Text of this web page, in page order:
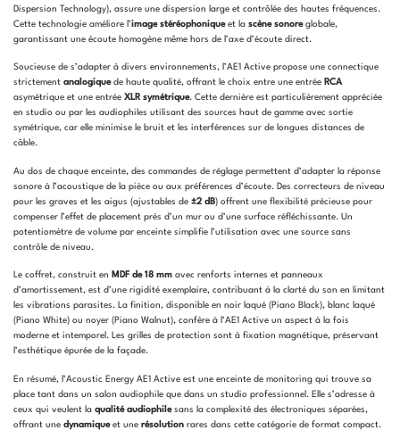
Dispersion Technology), assure une dispersion large et contrôlée des hautes fréquences.
Cette technologie améliore l’image stéréophoniqueet la scène sonoreglobale,
garantissant une écoute homogène même hors de l’axe d’écoute direct.
Soucieuse de s’adapter à divers environnements, l’AE1 Active propose une connectique
strictement analogiquede haute qualité, offrant le choix entre une entrée RCA
asymétrique et une entrée XLR symétrique. Cette dernière est particulièrement appréciée
en studio ou par les audiophiles utilisant des sources haut de gamme avec sortie
symétrique, car elle minimise le bruit et les interférences sur de longues distances de
câble.
Au dos de chaque enceinte, des commandes de réglage permettent d’adapter la réponse
sonore à l’acoustique de la pièce ou aux préférences d’écoute. Des correcteurs de niveau
pour les graves et les aigus (ajustables de ±2 dB) offrent une flexibilité précieuse pour
compenser l’effet de placement près d’un mur ou d’une surface réfléchissante. Un
potentiomètre de volume par enceinte simplifie l’utilisation avec une source sans
contrôle de niveau.
Le coffret, construit en MDF de 18 mm avec renforts internes et panneaux
d’amortissement, est d’une rigidité exemplaire, contribuant à la clarté du son en limitant
les vibrations parasites. La finition, disponible en noir laqué (Piano Black), blanc laqué
(Piano White) ou noyer (Piano Walnut), confère à l’AE1 Active un aspect à la fois
moderne et intemporel. Les grilles de protection sont à fixation magnétique, préservant
l’esthétique épurée de la façade.
En résumé, l’Acoustic Energy AE1 Active est une enceinte de monitoring qui trouve sa
place tant dans un salon audiophile que dans un studio professionnel. Elle s’adresse à
ceux qui veulent la qualité audiophilesans la complexité des électroniques séparées,
offrant une dynamiqueet une résolution rares dans cette catégorie de format compact.